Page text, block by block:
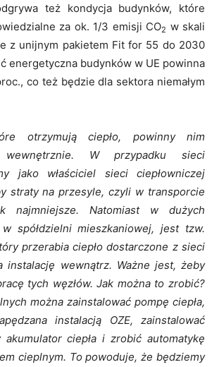
też kondycja budynków, które
za ok. 1/3 emisji CO2 w skali
z unijnym pakietem Fit for 55 do 2030
energetyczna budynków w UE powinna
co też będzie dla sektora niemałym
otrzymują ciepło, powinny nim
wewnętrznie. W przypadku sieci
jako właściciel sieci ciepłowniczej
straty na przesyle, czyli w transporcie
najmniejsze. Natomiast w dużych
spółdzielni mieszkaniowej, jest tzw.
przerabia ciepło dostarczone z sieci
instalację wewnątrz. Ważne jest, żeby
tych węzłów. Jak można to zrobić?
można zainstalować pompę ciepła,
instalacją OZE, zainstalować
ciepła i zrobić automatykę
cieplnym. To powoduje, że będziemy